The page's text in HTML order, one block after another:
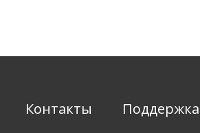
Контакты Поддержка